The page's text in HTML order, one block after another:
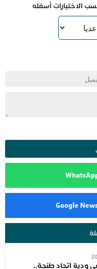
الاختيارات أسفله
ودية اتحاد طنجة..